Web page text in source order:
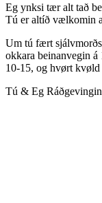
Eg ynksi tær alt tað
Tú er altíð vælkomin
Um tú fært
okkara beinanvegin á
10-15, og hvørt
Tú & Eg Ráðgevingin